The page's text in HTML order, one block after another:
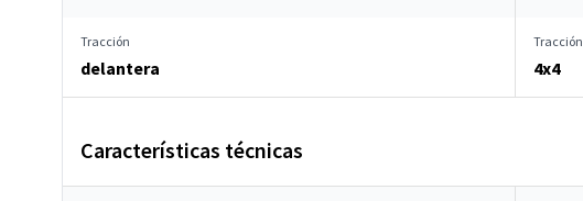
Tracción
delantera
Tracción
4x4
Características técnicas